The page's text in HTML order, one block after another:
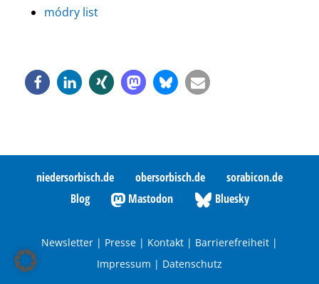
módry list
niedersorbisch.de obersorbisch.de
sorabicon.de
Blog
Mastodon Bluesky
Newsletter | Presse | Kontakt | Barrierefreiheit |
Impressum | Datenschutz